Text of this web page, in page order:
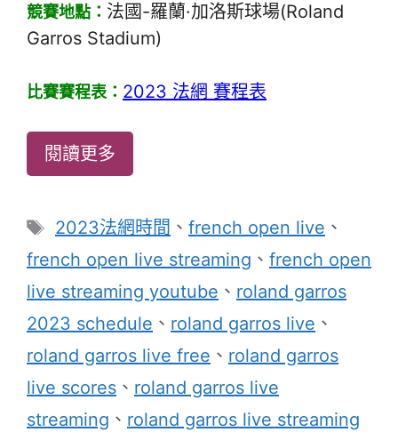
競賽地點： 法國-羅蘭·加洛斯球場(Roland
Garros Stadium)
比賽賽程表： 2023 法網 賽程表
閱讀更多
標
籤
2023法網時間 、 french open live 、
french open live streaming 、 french open
live streaming youtube 、 roland garros
2023 schedule 、 roland garros live 、
roland garros live free 、 roland garros
live scores 、 roland garros live
streaming 、 roland garros live streaming